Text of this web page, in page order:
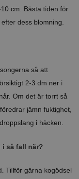
cm. Bästa tiden för
dess blomning.
så att
2-3 dm ner i
Om det är torrt så
jämn fuktighet,
i häcken.
i så fall när?
Tillför gärna kogödsel